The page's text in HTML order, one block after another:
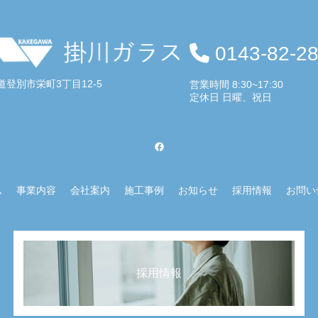
登別市栄町3丁目12-5
0143-82-
営業時間 8:30~17:30
定休日 日曜、祝日
事業内容 会社案内 施工事例 お知らせ 採用情報 お問
採用情報